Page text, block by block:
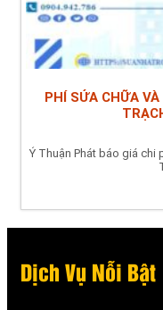
PHÍ SỬA CHỮA
Ý Thuận Phát báo giá chi
Dịch Vụ Nỗi Bật